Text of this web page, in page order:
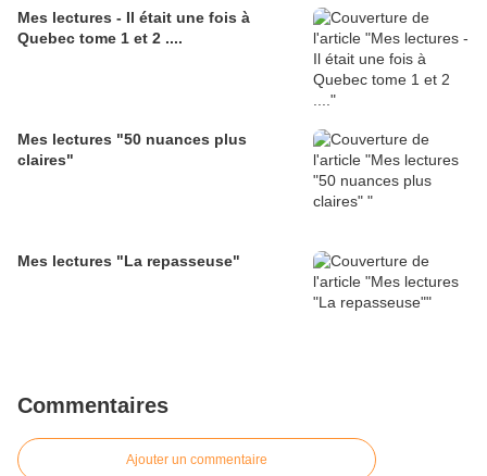
Mes lectures - Il était une fois à
Quebec tome 1 et 2 ....
Mes lectures "50 nuances plus
claires"
Mes lectures "La repasseuse"
Commentaires
Ajouter un commentaire